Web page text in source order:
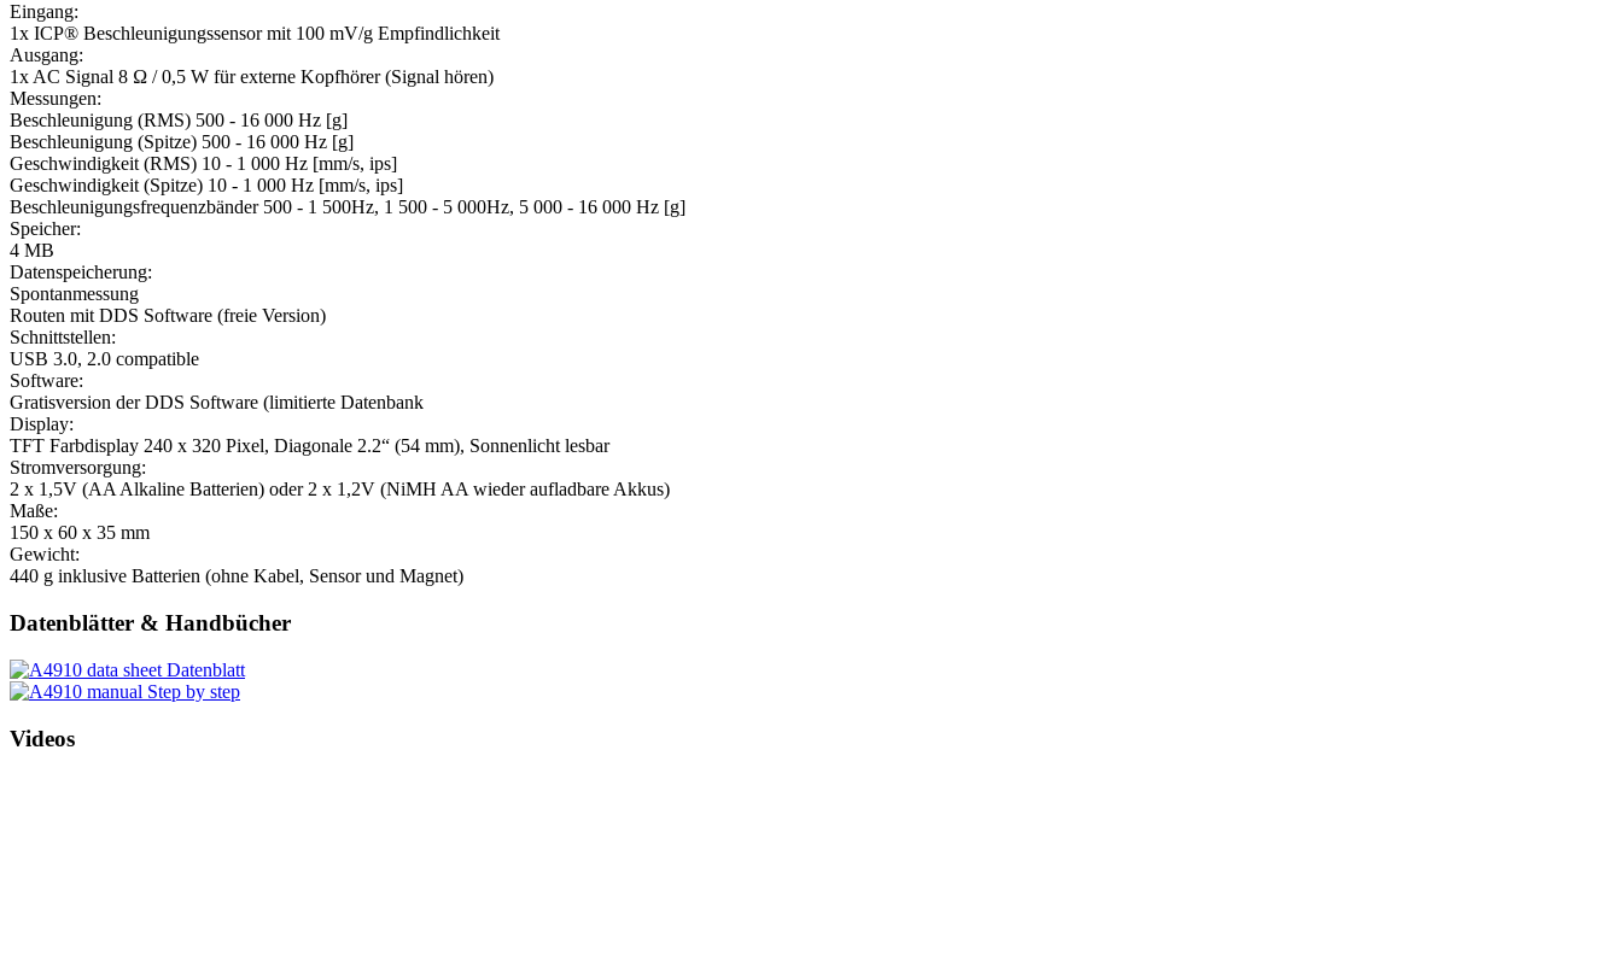
Eingang:
1x ICP® Beschleunigungssensor mit 100 mV/g Empfindlichkeit
Ausgang:
1x AC Signal 8 Ω / 0,5 W für externe Kopfhörer (Signal hören)
Messungen:
Beschleunigung (RMS) 500 - 16 000 Hz [g]
Beschleunigung (Spitze) 500 - 16 000 Hz [g]
Geschwindigkeit (RMS) 10 - 1 000 Hz [mm/s, ips]
Geschwindigkeit (Spitze) 10 - 1 000 Hz [mm/s, ips]
Beschleunigungsfrequenzbänder 500 - 1 500Hz, 1 500 - 5 000Hz, 5 000 - 16 000 Hz [g]
Speicher:
4 MB
Datenspeicherung:
Spontanmessung
Routen mit DDS Software (freie Version)
Schnittstellen:
USB 3.0, 2.0 compatible
Software:
Gratisversion der DDS Software (limitierte Datenbank
Display:
TFT Farbdisplay 240 x 320 Pixel, Diagonale 2.2“ (54 mm), Sonnenlicht lesbar
Stromversorgung:
2 x 1,5V (AA Alkaline Batterien) oder 2 x 1,2V (NiMH AA wieder aufladbare Akkus)
Maße:
150 x 60 x 35 mm
Gewicht:
440 g inklusive Batterien (ohne Kabel, Sensor und Magnet)
Datenblätter & Handbücher
Datenblatt
Step by step
Videos